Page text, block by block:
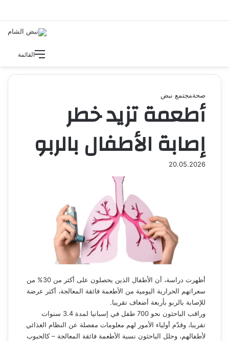
القائمة
صحةمجتمع نبض
أطعمة تزيد خطر
إصابة الأطفال بالربو
20.05.2026
أظهرت دراسة، أن الأطفال الذين يحصلون على أكثر من 30% من
سعراتهم الحرارية اليومية من الأطعمة فائقة المعالجة، أكثر عرضة
للإصابة بالربو بأربعة أضعاف تقريبا.
وراقب الباحثون نحو 700 طفل في إسبانيا لمدة 3.4 سنوات
تقريبا، وقدّم أولياء الأمور لهم معلومات مفصلة عن النظام الغذائي
لأطفالهم، وحلل الباحثون نسبة الأطعمة فائقة المعالجة – كالحبوب